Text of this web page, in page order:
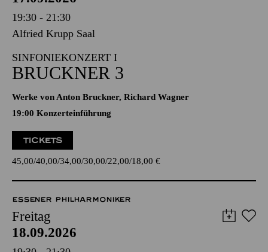
19:30 - 21:30
Alfried Krupp Saal
SINFONIEKONZERT I
BRUCKNER 3
Werke von Anton Bruckner, Richard Wagner
19:00 Konzerteinführung
TICKETS
45,00 40,00 34,00 30,00 22,00 18,00 €
ESSENER PHILHARMONIKER
Freitag
18.09.2026